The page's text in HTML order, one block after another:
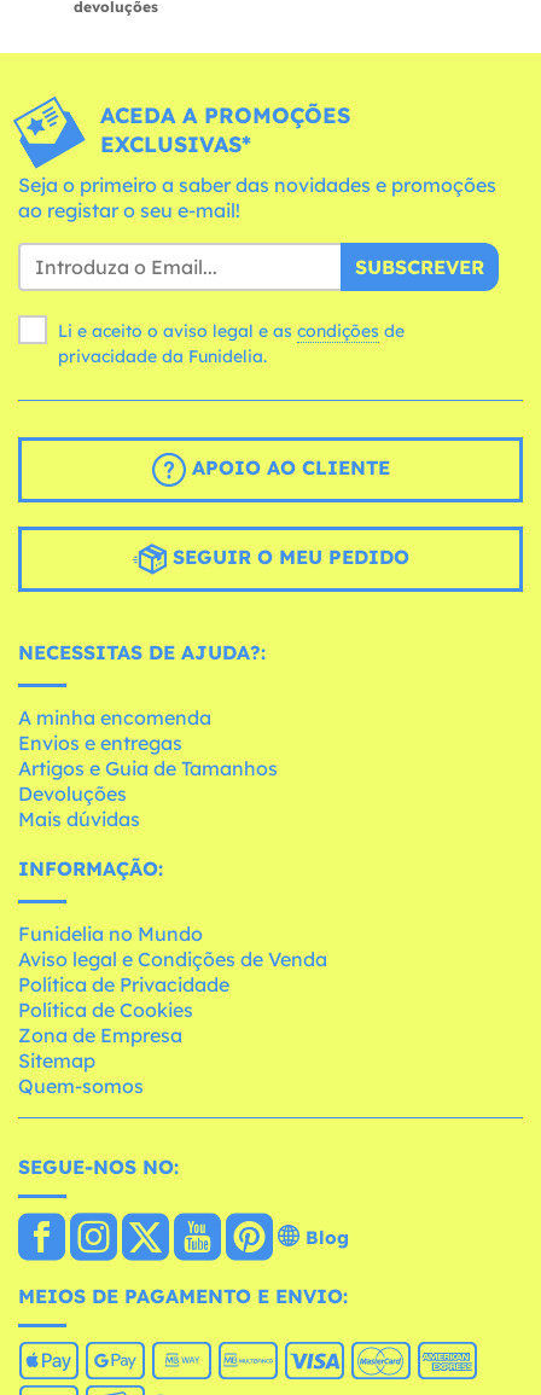
devoluções
ACEDA A PROMOÇÕES
EXCLUSIVAS*
Seja o primeiro a saber das novidades e promoções
ao registar o seu e-mail!
SUBSCREVER
Li e aceito o aviso legal e as condições
privacidade da Funidelia.
APOIO AO CLIENTE
SEGUIR O MEU PEDIDO
NECESSITAS DE AJUDA?:
A minha encomenda
Envios e entregas
Artigos e Guia de Tamanhos
Devoluções
Mais dúvidas
INFORMAÇÃO:
Funidelia no Mundo
Aviso legal e Condições de Venda
Política de Privacidade
Política de Cookies
Zona de Empresa
Sitemap
Quem-somos
SEGUE-NOS NO:
Blog
MEIOS DE PAGAMENTO E ENVIO: